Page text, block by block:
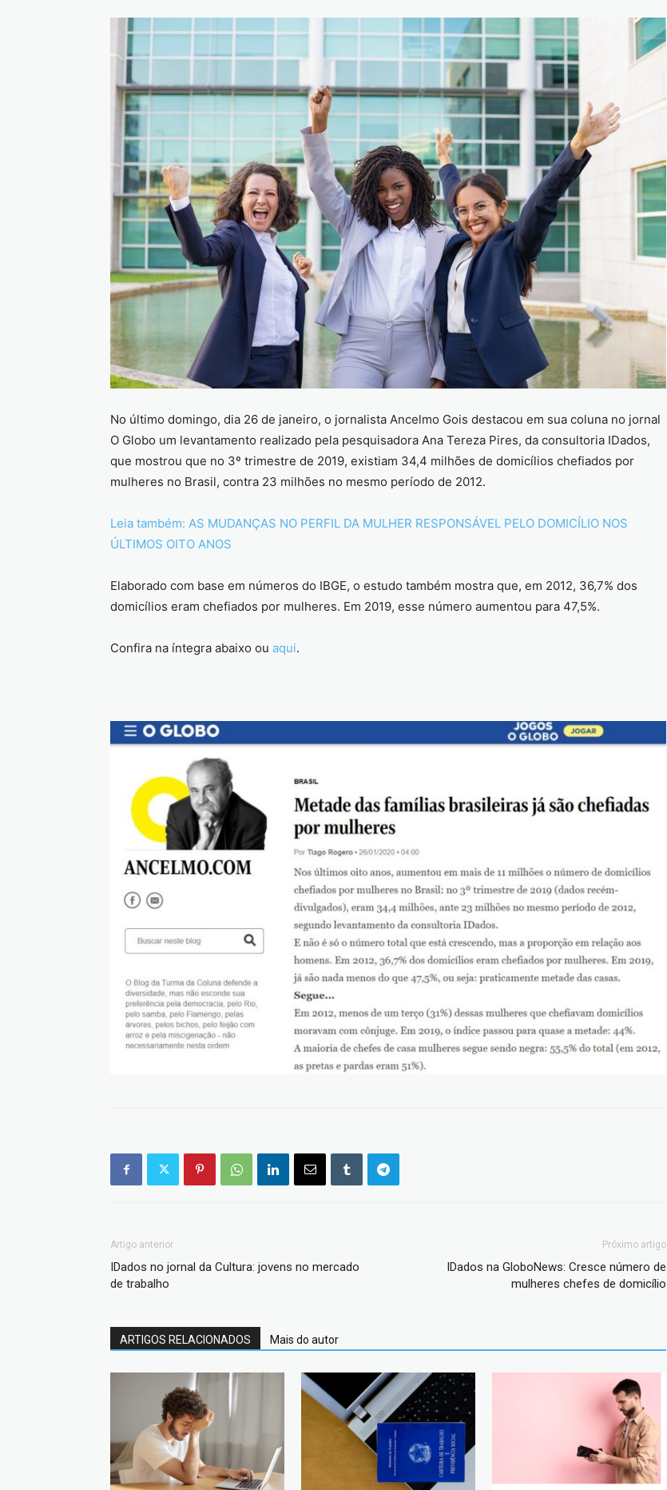
No último domingo, dia 26 de janeiro, o jornalista Ancelmo Gois destacou em sua coluna no jornal
O Globo um levantamento realizado pela pesquisadora Ana Tereza Pires, da consultoria IDados,
que mostrou que no 3º trimestre de 2019, existiam 34,4 milhões de domicílios chefiados por
mulheres no Brasil, contra 23 milhões no mesmo período de 2012.
Leia também: AS MUDANÇAS NO PERFIL DA MULHER RESPONSÁVEL PELO DOMICÍLIO NOS
ÚLTIMOS OITO ANOS
Elaborado com base em números do IBGE, o estudo também mostra que, em 2012, 36,7% dos
domicílios eram chefiados por mulheres. Em 2019, esse número aumentou para 47,5%.
Confira na íntegra abaixo ou aqui.
Artigo anterior
IDados no jornal da Cultura: jovens no mercado
de trabalho
Próximo artigo
IDados na GloboNews: Cresce número de
mulheres chefes de domicílio
ARTIGOS RELACIONADOS Mais do autor